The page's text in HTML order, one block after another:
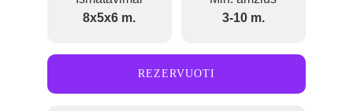
REZERVUOTI
8x5x6 m.
3-10 m.